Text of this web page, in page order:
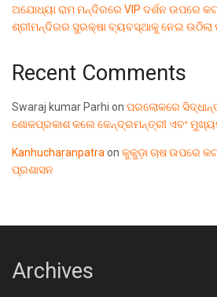
ଅଯୋଧ୍ୟା ରାମ ମନ୍ଦିରରେ VIP ଦର୍ଶନ ଉପରେ
ଶ୍ରୀମନ୍ଦିରର ସୁରକ୍ଷା ବ୍ୟବସ୍ଥାକୁ ନେଇ ଉଠିଲା
Recent Comments
Swaraj kumar Parhi on ପରଲୋକରେ
ଶୋକପ୍ରକାଶ କଲେ କେନ୍ଦ୍ରମନ୍ତ୍ରୀ ଏବଂ
Kanhucharanpatra on କୁକୁଡ଼ା ଚାଷ ଉପରେ
ପ୍ରଶାସନ
Archives